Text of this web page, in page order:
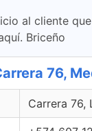
al cliente
Briceño
76,
Carrera 76,